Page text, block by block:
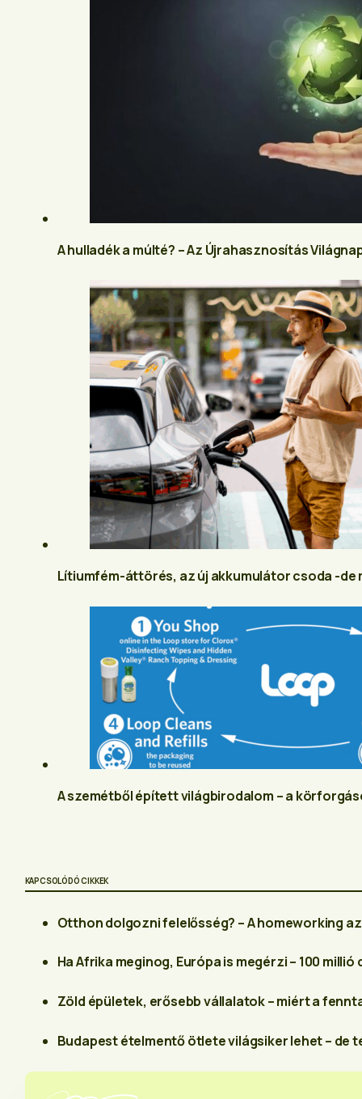
A hulladék a múlté? – Az Újrahasznosítás
Lítiumfém-áttörés, az új akkumulátor csoda -de
A szemétből épített világbirodalom – a
KAPCSOLÓDÓ CIKKEK
Otthon dolgozni felelősség? – A homeworking
Ha Afrika meginog, Európa is megérzi – 100
Zöld épületek, erősebb vállalatok – miért a
Budapest ételmentő ötlete világsiker lehet – de